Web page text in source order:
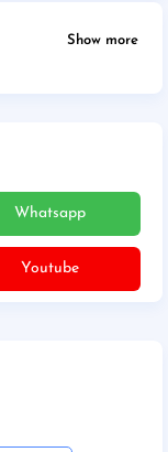
Show more
Whatsapp
Youtube